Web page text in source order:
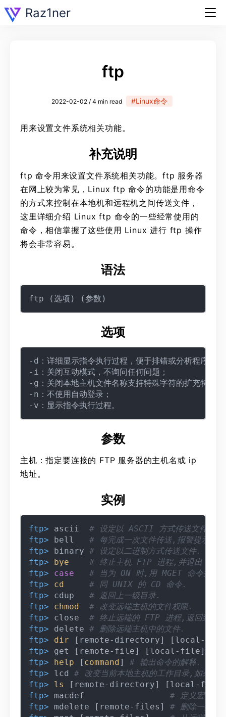
Raz1ner
ftp
2022-02-02 / 4 min read #Linux命令
用来设置文件系统相关功能。
补充说明
ftp 命令用来设置文件系统相关功能。ftp 服务器
在网上较为常见，Linux ftp 命令的功能是用命令
的方式来控制在本地机和远程机之间传送文件，
这里详细介绍 Linux ftp 命令的一些经常使用的
命令，相信掌握了这些使用 Linux 进行 ftp 操作
将会非常容易。
语法
选项
-d：详细显示指令执行过程，便于排错或分析程序执
-i：关闭互动模式，不询问任何问题；
-g：关闭本地主机文件名称支持特殊字符的扩充特性；
-n：不使用自动登录；
参数
主机：指定要连接的 FTP 服务器的主机名或 ip
地址。
实例
ftp> ascii # 设定以 ASCII 方式传送文件 (
ftp> bell # 每完成一次文件传送,报警提示.
ftp> binary # 设定以二进制方式传送文件.
ftp> bye
# 终止主机 FTP 进程,并退出 FTP
ftp> case
# 当为 ON 时,用 MGET 命令拷贝
ftp> cd
# 同 UNIX 的 CD 命令.
ftp> cdup # 返回上一级目录.
ftp> chmod
# 改变远端主机的文件权限.
ftp> close # 终止远端的 FTP 进程,返回到
ftp> delete # 删除远端主机中的文件.
ftp> dir [remote-directory] [local-
ftp> get [remote-file] [local-file]
ftp> help [ command] # 输出命令的解释.
ftp> lcd # 改变当前本地主机的工作目录,如果缺
ftp> ls
[remote-directory] [local-
ftp> macdef # 定义宏命令.
ftp> mdelete [remote-files] # 删除一批文